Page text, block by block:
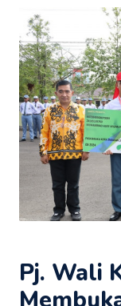
Pj. Wali